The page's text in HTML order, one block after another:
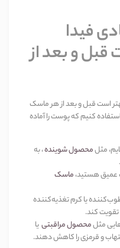
فیدا
قبل و بعد از
است قبل و بعد از هر ماسک
کنیم که پوست را آماده
مثلمحصول شوینده، به
.
عمیق هستید،ماسک
یا کرم تغذیه‌کننده
کند.
مثلمحصول مراقبتییا
و قرمزی را کاهش دهند.